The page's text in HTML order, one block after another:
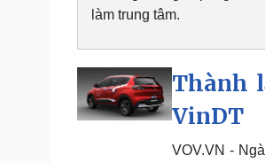
làm trung tâm.
Thành
VinDT
VOV.VN -